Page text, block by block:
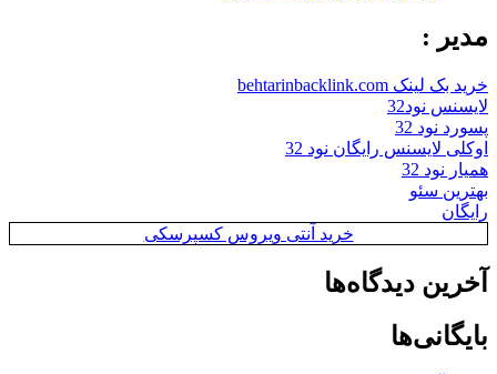
مدیر :
خرید بک لینک behtarinbacklink.com
لایسنس نود32
پسورد نود 32
اوکلی لایسنس رایگان نود 32
همیار نود 32
بهترین سئو
رایگان
خرید آنتی ویروس کسپرسکی
آخرین دیدگاه‌ها
بایگانی‌ها